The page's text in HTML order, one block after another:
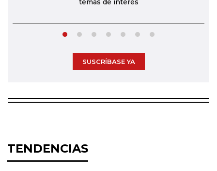
temas de interés
SUSCRÍBASE YA
TENDENCIAS